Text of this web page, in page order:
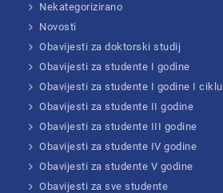
Nekategorizirano
Novosti
Obavijesti za doktorski studij
Obavijesti za studente I godine
Obavijesti za studente I godine I
Obavijesti za studente II godine
Obavijesti za studente III godine
Obavijesti za studente IV godine
Obavijesti za studente V godine
Obavijesti za sve studente